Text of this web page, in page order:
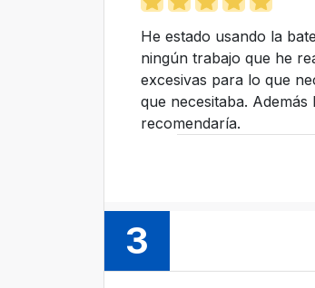
He estado usando la
ningún trabajo que he
excesivas para lo que
que necesitaba.
recomendaría.
3